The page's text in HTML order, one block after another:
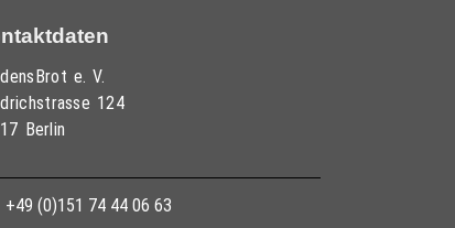
e. V.
124
Berlin
+49 (0)151 74 44 06 63